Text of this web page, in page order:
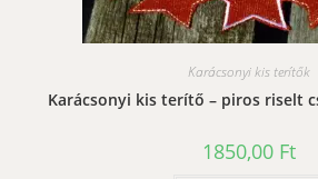
Karácsonyi kis terítők
Karácsonyi kis terítő – piros riselt
1850,00 Ft